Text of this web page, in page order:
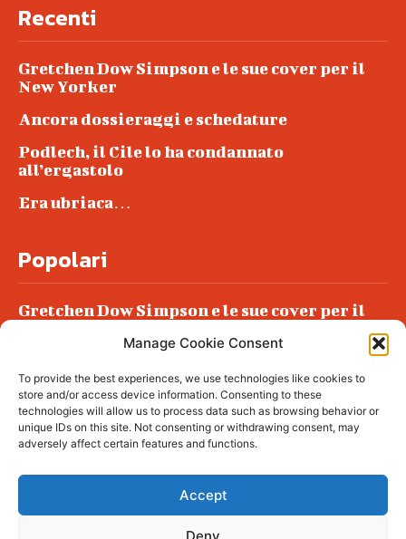
Manage Cookie Consent
To provide the best experiences, we use technologies like cookies to
store and/or access device information. Consenting to these
technologies will allow us to process data such as browsing behavior or
unique IDs on this site. Not consenting or withdrawing consent, may
adversely affect certain features and functions.
Accept
Deny
Recenti
Gretchen Dow Simpson e le sue cover per il
New Yorker
Ancora dossieraggi e schedature
Podlech, il Cile lo ha condannato
all’ergastolo
Era ubriaca…
Popolari
Gretchen Dow Simpson e le sue cover per il
Podlech, il Cile lo ha condannato
all’ergastolo
Era ubriaca…